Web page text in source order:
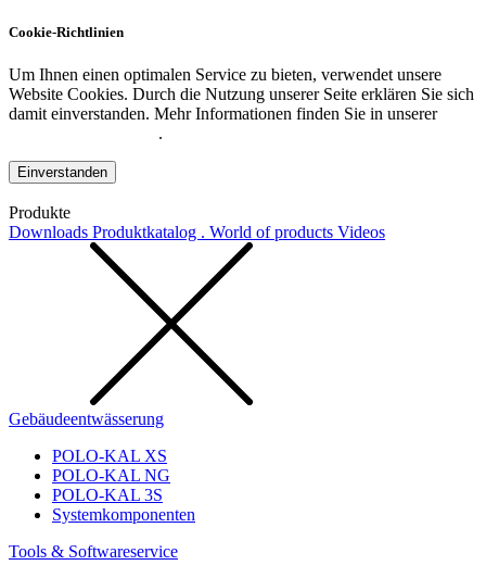
Cookie-Richtlinien
Um Ihnen einen optimalen Service zu bieten, verwendet unsere
Website Cookies. Durch die Nutzung unserer Seite erklären Sie sich
damit einverstanden. Mehr Informationen finden Sie in unserer
.
Einverstanden
Produkte
Downloads Produktkatalog . World of products Videos
Gebäudeentwässerung
POLO-KAL XS
POLO-KAL NG
POLO-KAL 3S
Systemkomponenten
Tools & Softwareservice